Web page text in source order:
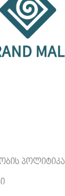
პოლიტიკა